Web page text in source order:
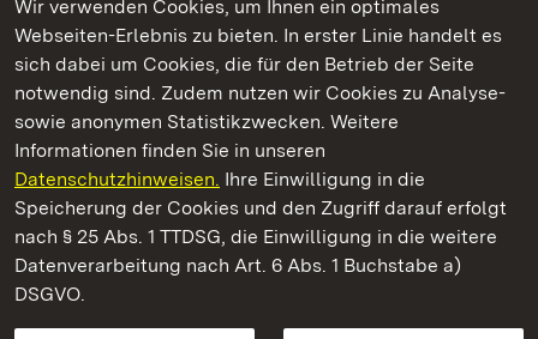
Wir verwenden Cookies, um Ihnen ein optimales
Webseiten-Erlebnis zu bieten. In erster Linie handelt es
sich dabei um Cookies, die für den Betrieb der Seite
notwendig sind. Zudem nutzen wir Cookies zu Analyse-
sowie anonymen Statistikzwecken. Weitere
Informationen finden Sie in unseren
Datenschutzhinweisen. Ihre Einwilligung in die
Speicherung der Cookies und den Zugriff darauf erfolgt
nach § 25 Abs. 1 TTDSG, die Einwilligung in die weitere
Datenverarbeitung nach Art. 6 Abs. 1 Buchstabe a)
DSGVO.
Kommen. Staunen. Genießen.
Residenzschloss Ludwigsburg
Staatliche Schlösser und Gärten Baden-Württemberg
Kontakt
GebärdenspracheLeichte Sprache